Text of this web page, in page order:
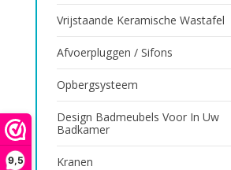
9,5
Vrijstaande Keramische Wastafel
Afvoerpluggen / Sifons
Opbergsysteem
Design Badmeubels Voor In Uw
Badkamer
Kranen